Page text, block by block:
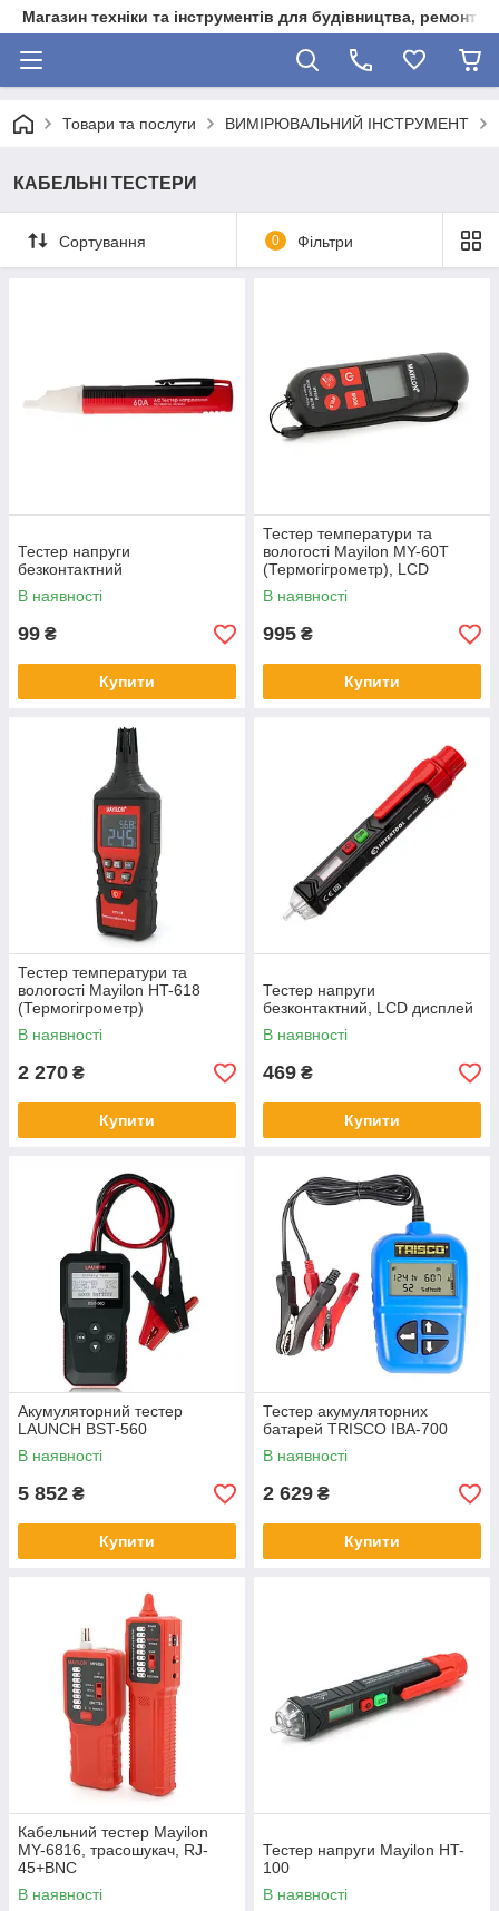
Магазин техніки та інструментів для будівництва, ремонту,
Товари та послуги ВИМІРЮВАЛЬНИЙ ІНСТРУМЕНТ
КАБЕЛЬНІ ТЕСТЕРИ
Сортування 0 Фільтри
Тестер напруги
безконтактний
В наявності
99 ₴
Купити
Тестер температури та
вологості Mayilon MY-60T
(Термогігрометр), LCD
В наявності
995 ₴
Купити
Тестер температури та
вологості Mayilon HT-618
(Термогігрометр)
В наявності
2 270 ₴
Купити
Тестер напруги
безконтактний, LCD дисплей
В наявності
469 ₴
Купити
Акумуляторний тестер
LAUNCH BST-560
В наявності
5 852 ₴
Купити
Тестер акумуляторних
батарей TRISCO IBA-700
В наявності
2 629 ₴
Купити
Кабельний тестер Mayilon
MY-6816, трасошукач, RJ-
45+BNC
В наявності
Тестер напруги Mayilon HT-
100
В наявності